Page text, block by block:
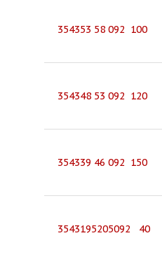
354353 58 092 100
354348 53 092 120
354339 46 092 150
3543195205092 40